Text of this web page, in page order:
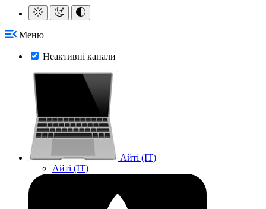
Меню
Неактивні канали
Айті (IT)
Айті (IT)